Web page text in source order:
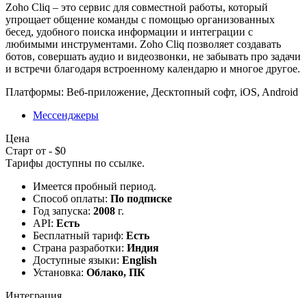
Zoho Cliq – это сервис для совместной работы, который
упрощает общение команды с помощью организованных
бесед, удобного поиска информации и интеграции с
любимыми инструментами. Zoho Cliq позволяет создавать
ботов, совершать аудио и видеозвонки, не забывать про задачи
и встречи благодаря встроенному календарю и многое другое.
Платформы: Веб-приложение, Десктопный софт, iOS, Android
Мессенджеры
Цена
Старт от - $0
Тарифы доступны по ссылке.
Имеется пробный период.
Способ оплаты: По подписке
Год запуска: 2008 г.
API: Есть
Бесплатный тариф: Есть
Страна разработки: Индия
Доступные языки: English
Установка: Облако, ПК
Интеграция